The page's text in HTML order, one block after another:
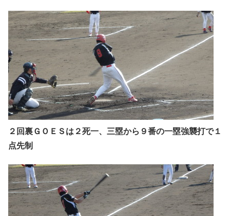
２回裏ＧＯＥＳは２死一、三塁から９番の一塁強襲打で１
点先制